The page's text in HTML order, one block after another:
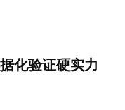
化验证硬实力